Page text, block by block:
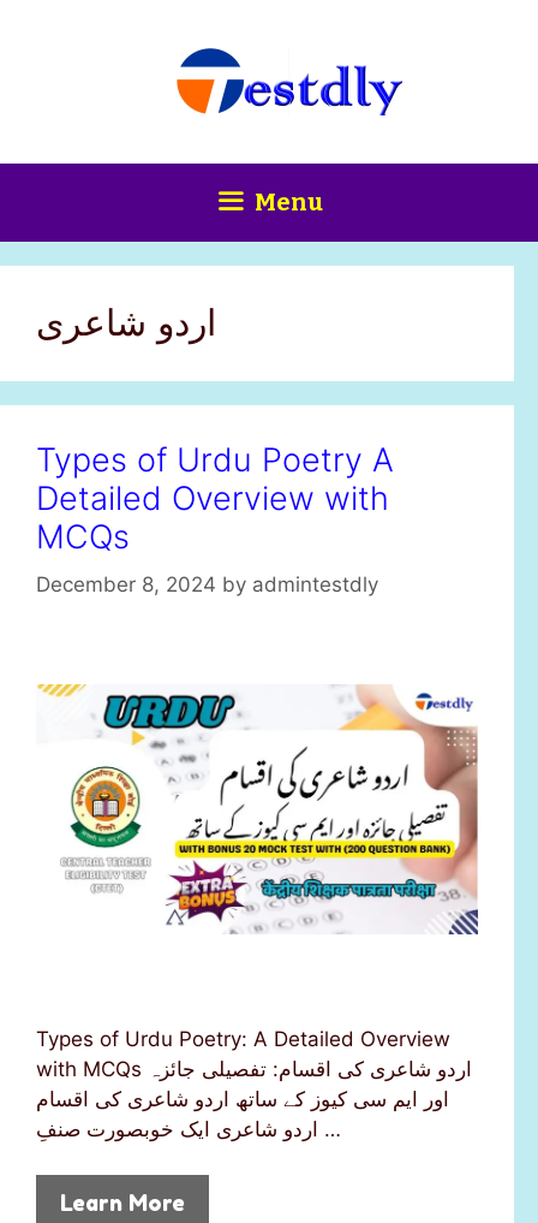
Menu
اردو شاعری
Types of Urdu Poetry A
Detailed Overview with
MCQs
December 8, 2024 by admintestdly
Types of Urdu Poetry: A Detailed Overview
with MCQs اردو شاعری کی اقسام: تفصیلی جائزہ
اور ایم سی کیوز کے ساتھ اردو شاعری کی اقسام
اردو شاعری ایک خوبصورت صنفِ …
Learn More